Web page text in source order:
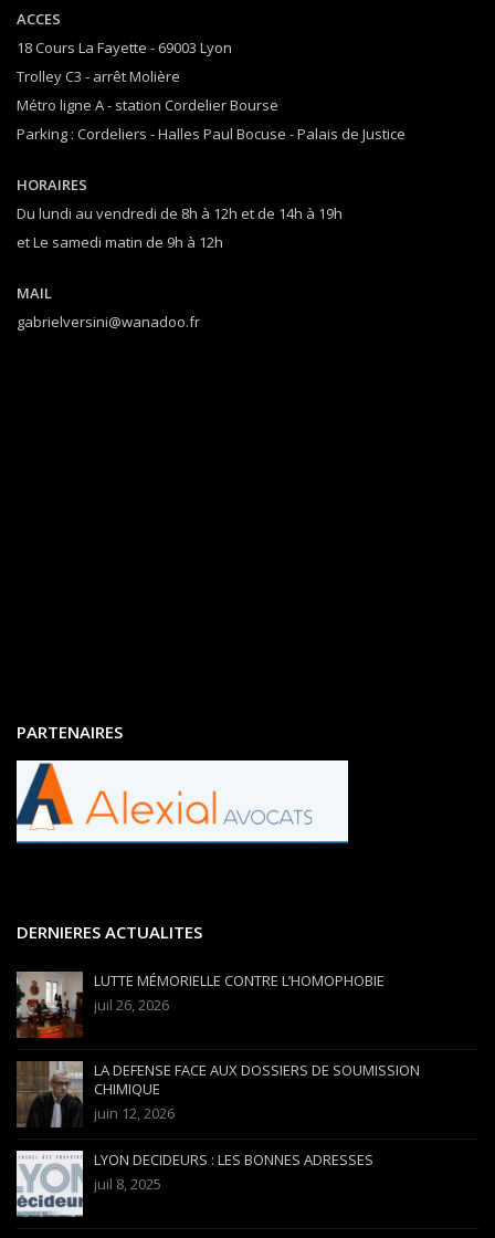
ACCES
18 Cours La Fayette - 69003 Lyon
Trolley C3 - arrêt Molière
Métro ligne A - station Cordelier Bourse
Parking : Cordeliers - Halles Paul Bocuse - Palais de Justice
HORAIRES
Du lundi au vendredi de 8h à 12h et de 14h à 19h
et Le samedi matin de 9h à 12h
MAIL
gabrielversini@wanadoo.fr
PARTENAIRES
DERNIERES ACTUALITES
LUTTE MÉMORIELLE CONTRE L’HOMOPHOBIE
juil 26, 2026
LA DEFENSE FACE AUX DOSSIERS DE SOUMISSION
CHIMIQUE
juin 12, 2026
LYON DECIDEURS : LES BONNES ADRESSES
juil 8, 2025